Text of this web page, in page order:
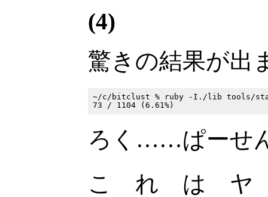
(4)
驚きの結果が出
~/c/bitclust % ruby -I./lib tools/
ろく……ぱーせ
こ れ は ヤ